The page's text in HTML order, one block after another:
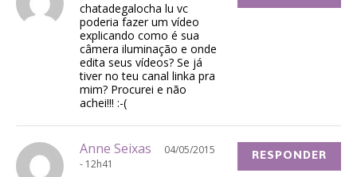
chatadegalocha lu vc
poderia fazer um vídeo
explicando como é sua
câmera iluminação e onde
edita seus vídeos? Se já
tiver no teu canal linka pra
mim? Procurei e não
achei!!! :-(
Anne Seixas
04/05/2015
- 12h41
RESPONDER